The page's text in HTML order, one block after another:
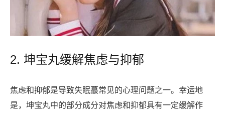
2. 坤宝丸缓解焦虑与抑郁
焦虑和抑郁是导致失眠蕞常见的心理问题之一。幸运地
是，坤宝丸中的部分成分对焦虑和抑郁具有一定缓解作